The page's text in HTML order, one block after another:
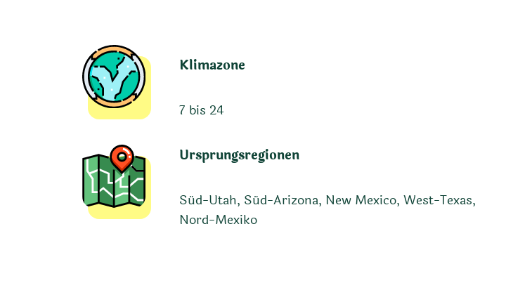
Klimazone
7 bis 24
Ursprungsregionen
Süd-Utah, Süd-Arizona, New Mexico, West-Texas,
Nord-Mexiko